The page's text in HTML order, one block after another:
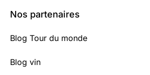
Nos partenaires
Blog Tour du monde
Blog vin